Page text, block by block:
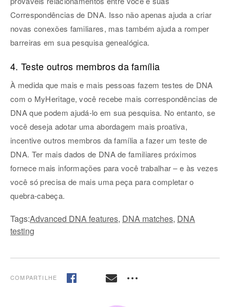
Correspondências de DNA. Isso não apenas ajuda a criar
novas conexões familiares, mas também ajuda a romper
barreiras em sua pesquisa genealógica.
4. Teste outros membros da família
À medida que mais e mais pessoas fazem testes de DNA
com o MyHeritage, você recebe mais correspondências de
DNA que podem ajudá-lo em sua pesquisa. No entanto, se
você deseja adotar uma abordagem mais proativa,
incentive outros membros da família a fazer um teste de
DNA. Ter mais dados de DNA de familiares próximos
fornece mais informações para você trabalhar – e às vezes
você só precisa de mais uma peça para completar o
quebra-cabeça.
Tags:Advanced DNA features, DNA matches, DNA
testing
COMPARTILHE